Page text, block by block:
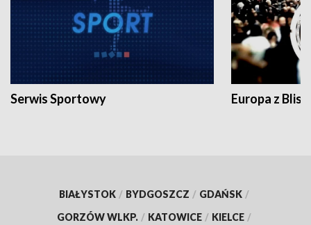
Serwis Sportowy Europa z
BIAŁYSTOK / BYDGOSZCZ / GDAŃSK /
GORZÓW WLKP. / KATOWICE / KIELCE /